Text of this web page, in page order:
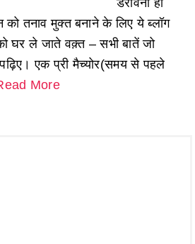
तनाव मुक्त बनाने के लिए ये ब्लॉग
घर ले जाते वक़्त – सभी बातें जो
एक प्री मैच्योर(समय से पहले
More